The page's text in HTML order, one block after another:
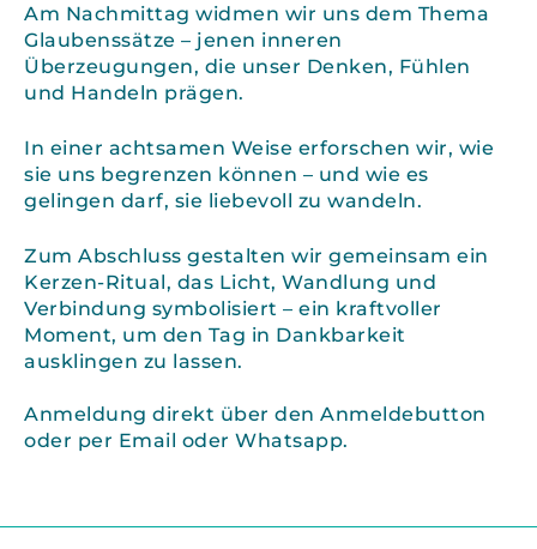
Am Nachmittag widmen wir uns dem Thema
Glaubenssätze – jenen inneren
Überzeugungen, die unser Denken, Fühlen
und Handeln prägen.
In einer achtsamen Weise erforschen wir, wie
sie uns begrenzen können – und wie es
gelingen darf, sie liebevoll zu wandeln.
Zum Abschluss gestalten wir gemeinsam ein
Kerzen-Ritual, das Licht, Wandlung und
Verbindung symbolisiert – ein kraftvoller
Moment, um den Tag in Dankbarkeit
ausklingen zu lassen.
Anmeldung direkt über den Anmeldebutton
oder per Email oder Whatsapp.